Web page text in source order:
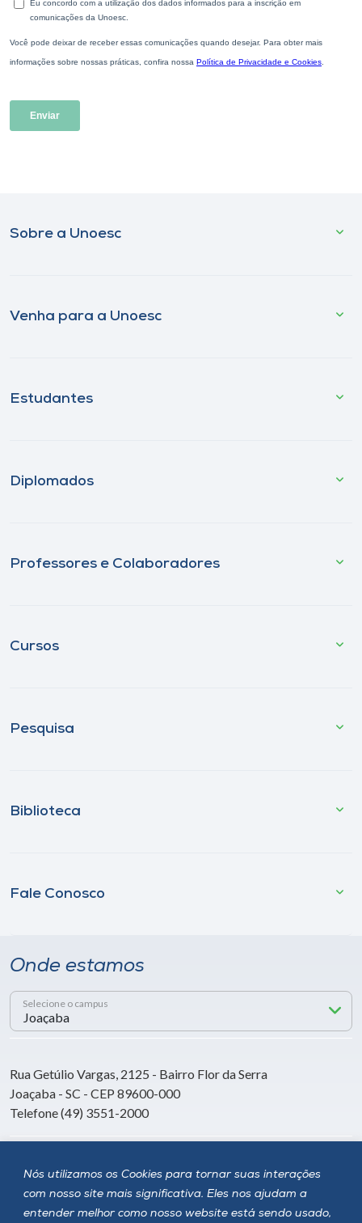
Nós utilizamos os Cookies para tornar suas interações
com nosso site mais significativa. Eles nos ajudam a
entender melhor como nosso website está sendo usado,
Sobre a Unoesc
Venha para a Unoesc
Estudantes
Diplomados
Professores e Colaboradores
Cursos
Pesquisa
Biblioteca
Fale Conosco
Onde estamos
Selecione o campus
Rua Getúlio Vargas, 2125 - Bairro Flor da Serra
Joaçaba - SC - CEP 89600-000
Telefone (49) 3551-2000
Siga a Unoesc